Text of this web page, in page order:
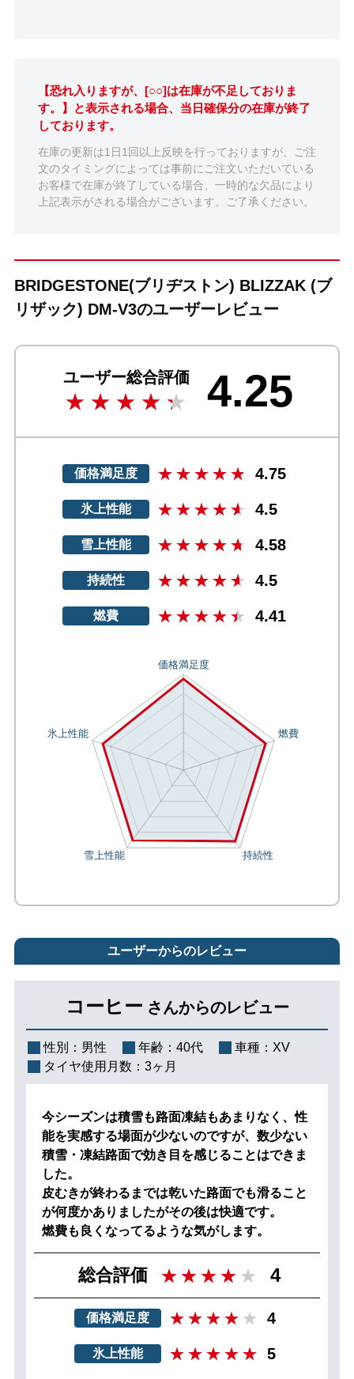
【恐れ入りますが、[○○]は在庫が不足しておりま
す。】と表示される場合、当日確保分の在庫が終了
しております。
在庫の更新は1日1回以上反映を行っておりますが、ご注
文のタイミングによっては事前にご注文いただいている
お客様で在庫が終了している場合、一時的な欠品により
上記表示がされる場合がございます。ご了承ください。
BRIDGESTONE(ブリヂストン) BLIZZAK (ブ
リザック) DM-V3のユーザーレビュー
ユーザー総合評価 4.25
価格満足度 4.75
氷上性能 4.5
雪上性能 4.58
持続性 4.5
燃費 4.41
ユーザーからのレビュー
コーヒー さんからのレビュー
性別： 男性 年齢： 40代 車種： XV
タイヤ使用月数： 3ヶ月
今シーズンは積雪も路面凍結もあまりなく、性
能を実感する場面が少ないのですが、数少ない
積雪・凍結路面で効き目を感じることはできま
した。
皮むきが終わるまでは乾いた路面でも滑ること
が何度かありましたがその後は快適です。
燃費も良くなってるような気がします。
総合評価 4
価格満足度 4
氷上性能 5